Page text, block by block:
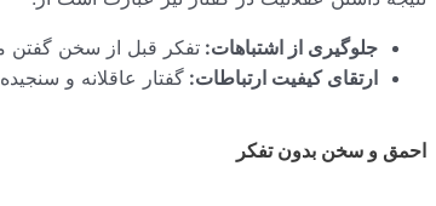
جلوگیری از اشتباهات: تفکر قبل از سخن گفتن
ارتقای کیفیت ارتباطات: گفتار عاقلانه و
احمق و سخن بدون تفکر